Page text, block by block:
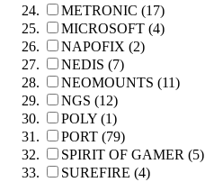
METRONIC (17)
MICROSOFT (4)
NAPOFIX (2)
NEDIS (7)
NEOMOUNTS (11)
NGS (12)
POLY (1)
PORT (79)
SPIRIT OF GAMER (5)
SUREFIRE (4)